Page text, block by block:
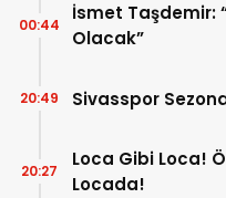
İsmet Taşdemir:
Olacak”
00:44
Sivasspor
20:49
Loca Gibi Loca!
Locada!
20:27